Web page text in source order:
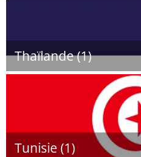
Thaïlande (1)
Tunisie (1)